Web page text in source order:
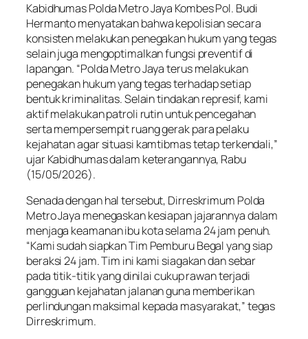
Kabidhumas Polda Metro Jaya Kombes Pol. Budi
Hermanto menyatakan bahwa kepolisian secara
konsisten melakukan penegakan hukum yang tegas
selain juga mengoptimalkan fungsi preventif di
lapangan. “Polda Metro Jaya terus melakukan
penegakan hukum yang tegas terhadap setiap
bentuk kriminalitas. Selain tindakan represif, kami
aktif melakukan patroli rutin untuk pencegahan
serta mempersempit ruang gerak para pelaku
kejahatan agar situasi kamtibmas tetap terkendali,”
ujar Kabidhumas dalam keterangannya, Rabu
(15/05/2026).
Senada dengan hal tersebut, Dirreskrimum Polda
Metro Jaya menegaskan kesiapan jajarannya dalam
menjaga keamanan ibu kota selama 24 jam penuh.
“Kami sudah siapkan Tim Pemburu Begal yang siap
beraksi 24 jam. Tim ini kami siagakan dan sebar
pada titik-titik yang dinilai cukup rawan terjadi
gangguan kejahatan jalanan guna memberikan
perlindungan maksimal kepada masyarakat,” tegas
Dirreskrimum.